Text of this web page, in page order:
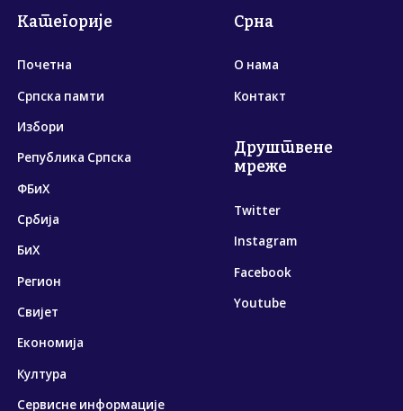
Категорије
Почетна
Српска памти
Избори
Република Српска
ФБиХ
Србија
БиХ
Регион
Свијет
Економија
Култура
Сервисне информације
Срна
О нама
Контакт
Друштвене
мреже
Twitter
Instagram
Facebook
Youtube